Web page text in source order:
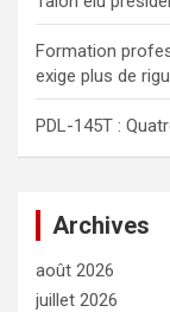
Formation
exige plus de
PDL-145T :
Archives
août 2026
juillet 2026